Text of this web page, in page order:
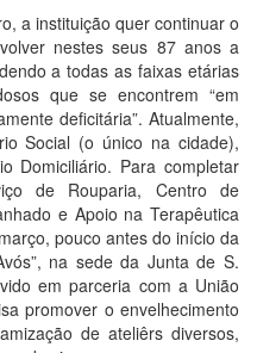
a instituição quer continuar o
nestes seus 87 anos a
a todas as faixas etárias
que se encontrem “em
deficitária”. Atualmente,
Social (o único na cidade),
Domiciliário. Para completar
de Rouparia, Centro de
e Apoio na Terapêutica
pouco antes do início da
na sede da Junta de S.
em parceria com a União
promover o envelhecimento
de ateliêrs diversos,